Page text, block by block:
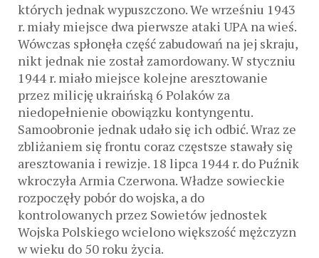
których jednak wypuszczono. We wrześniu 1943
r. miały miejsce dwa pierwsze ataki UPA na wieś.
Wówczas spłonęła część zabudowań na jej skraju,
nikt jednak nie został zamordowany. W styczniu
1944 r. miało miejsce kolejne aresztowanie
przez milicję ukraińską 6 Polaków za
niedopełnienie obowiązku kontyngentu.
Samoobronie jednak udało się ich odbić. Wraz ze
zbliżaniem się frontu coraz częstsze stawały się
aresztowania i rewizje. 18 lipca 1944 r. do Puźnik
wkroczyła Armia Czerwona. Władze sowieckie
rozpoczęły pobór do wojska, a do
kontrolowanych przez Sowietów jednostek
Wojska Polskiego wcielono większość mężczyzn
w wieku do 50 roku życia.